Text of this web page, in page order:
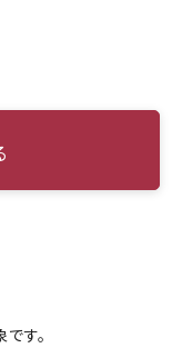
す。